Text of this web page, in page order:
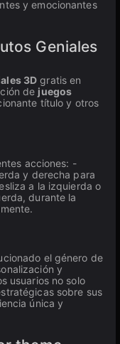
y emocionantes
Geniales
3D gratis en
de juegos
título y otros
acciones: -
y derecha para
a la izquierda o
durante la
el género de
y
usuarios no solo
sobre sus
única y